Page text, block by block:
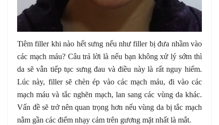
Tiêm filler khi nào hết sưng nếu như filler bị đưa nhầm vào
các mạch máu? Câu trả lời là nếu bạn không xử lý sớm thì
da sẽ vẫn tiếp tục sưng đau và điều này là rất nguy hiểm.
Lúc này, filler sẽ chèn ép vào các mạch máu, đi vào các
mạch máu và tắc nghẽn mạch, lan sang các vùng da khác.
Vấn đề sẽ trở nên quan trọng hơn nếu vùng da bị tắc mạch
nằm gần các điểm nhạy cảm trên gương mặt nhất là mắt.